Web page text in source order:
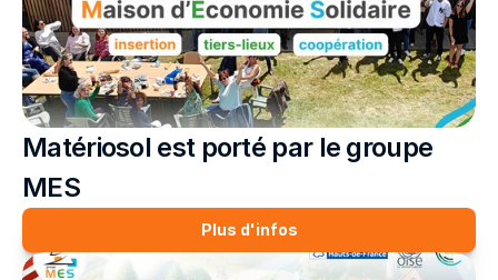
Matériosol est porté par le groupe
MES
Plus d'infos